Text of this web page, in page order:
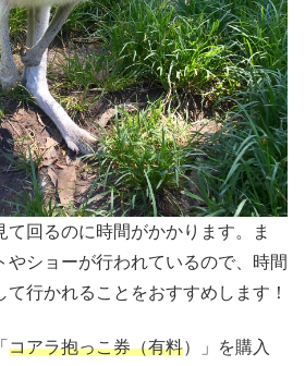
て回るのに時間がかかります。ま
やショーが行われているので、時間
て行かれることをおすすめします！
コアラ抱っこ券（有料）」を購入